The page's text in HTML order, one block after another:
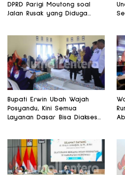
DPRD Parigi Moutong soal
Jalan Rusak yang Diduga
Bupati Erwin Ubah Wajah
Posyandu, Kini Semua
Layanan Dasar Bisa Diakses